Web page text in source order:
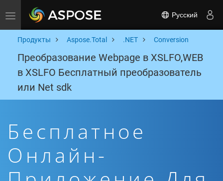
Toggle navigation Русский
Продукты Aspose.Total .NET Conversion
Преобразование Webpage в XSLFO,WEB
в XSLFO Бесплатный преобразователь
или Net sdk
Бесплатное
Онлайн-